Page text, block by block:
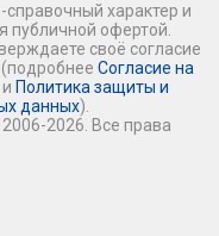
характер и
публичной офертой.
своё согласие
Согласие на
и Политика защиты и
данных).
2026. Все права